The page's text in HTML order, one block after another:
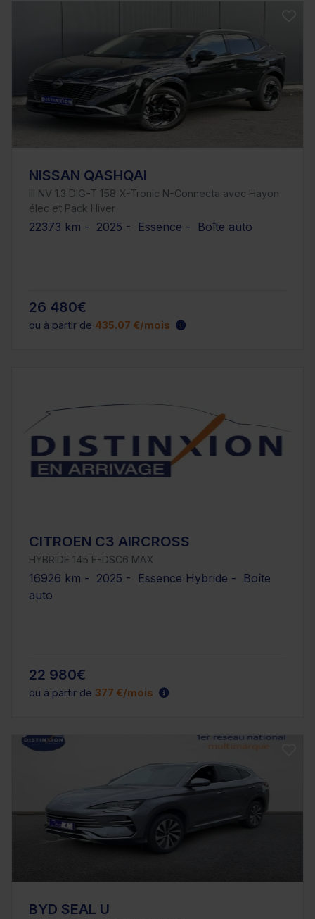
NISSAN QASHQAI
III NV 1.3 DIG-T 158 X-Tronic N-Connecta avec Hayon
élec et Pack Hiver
22373 km - 2025 - Essence - Boîte auto
26 480€
ou à partir de 435.07 €/mois
CITROEN C3 AIRCROSS
HYBRIDE 145 E-DSC6 MAX
16926 km - 2025 - Essence Hybride - Boîte
auto
22 980€
ou à partir de 377 €/mois
BYD SEAL U